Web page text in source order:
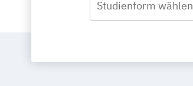
Studienform wählen